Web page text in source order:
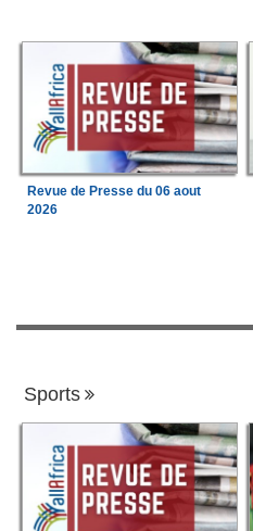
Revue de Presse du 06 aout
2026
Sports